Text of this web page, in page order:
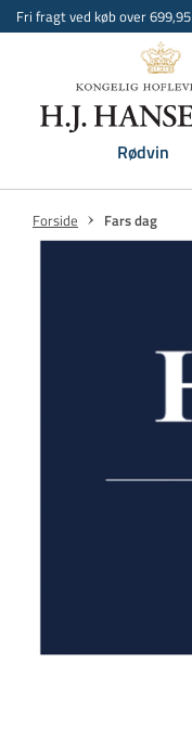
Fri fragt ved køb over 699,95
Rødvin
Forside Fars dag